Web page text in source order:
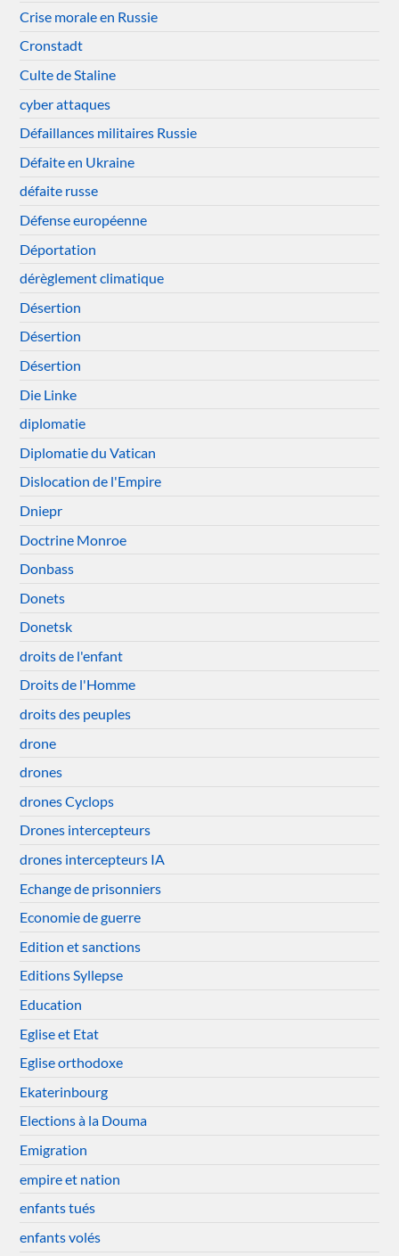
Crise morale en Russie
Cronstadt
Culte de Staline
cyber attaques
Défaillances militaires Russie
Défaite en Ukraine
défaite russe
Défense européenne
Déportation
dérèglement climatique
Désertion
Désertion
Désertion
Die Linke
diplomatie
Diplomatie du Vatican
Dislocation de l'Empire
Dniepr
Doctrine Monroe
Donbass
Donets
Donetsk
droits de l'enfant
Droits de l'Homme
droits des peuples
drone
drones
drones Cyclops
Drones intercepteurs
drones intercepteurs IA
Echange de prisonniers
Economie de guerre
Edition et sanctions
Editions Syllepse
Education
Eglise et Etat
Eglise orthodoxe
Ekaterinbourg
Elections à la Douma
Emigration
empire et nation
enfants tués
enfants volés